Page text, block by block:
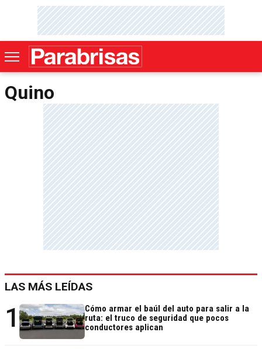
Quino
LAS MÁS LEÍDAS
1
Cómo armar el baúl del auto para salir a la
ruta: el truco de seguridad que pocos
conductores aplican